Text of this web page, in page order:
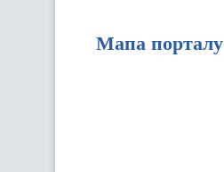
Мапа порталу